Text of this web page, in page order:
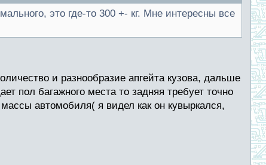
это где-то 300 +- кг. Мне интересны все
и разнообразие апгейта кузова, дальше
пол багажного места то задняя требует точно
автомобиля( я видел как он кувыркался,